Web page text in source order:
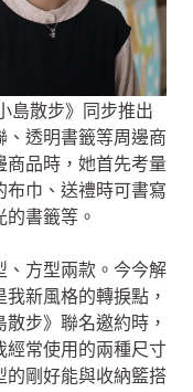
島散步》同步推出
、透明書籤等周邊商
商品時，她首先考量
布巾、送禮時可書寫
書籤等。
、方型兩款。今今解
新風格的轉捩點，
步》聯名邀約時，
經常使用的兩種尺寸
剛好能與收納籃搭